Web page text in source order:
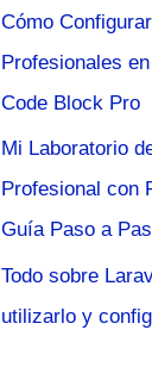
:
Cómo
Profesionales
Code Block Pro
Mi Laboratorio
Profesional con
Guía Paso a
Todo sobre
utilizarlo y